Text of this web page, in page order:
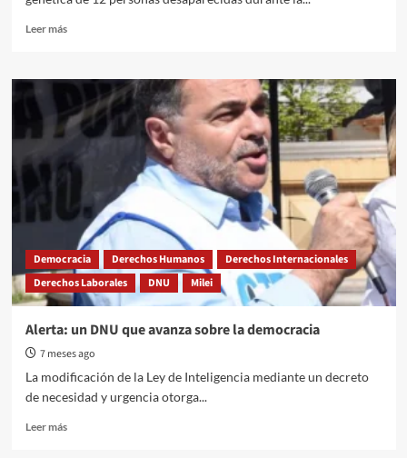
Leer másRead
Córdoba:
Identificaron
restos
de
desaparecidos
dictadura
el
ex
centro
clandestino
Perla
Democracia Derechos Humanos
Derechos Internacionales
Derechos Laborales
DNU Milei
Alerta: un DNU que avanza sobre la democracia
7 meses ago
La modificación de la Ley de Inteligencia mediante un decreto
de necesidad y urgencia otorga...
Leer másRead